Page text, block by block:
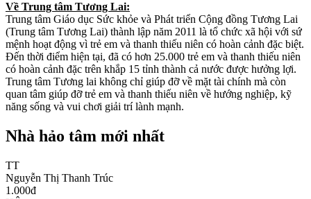
Về Trung tâm Tương Lai:
Trung tâm Giáo dục Sức khỏe và Phát triển Cộng đồng Tương Lai
(Trung tâm Tương Lai) thành lập năm 2011 là tổ chức xã hội với sứ
mệnh hoạt động vì trẻ em và thanh thiếu niên có hoàn cảnh đặc biệt.
Đến thời điểm hiện tại, đã có hơn 25.000 trẻ em và thanh thiếu niên
có hoàn cảnh đặc trên khắp 15 tỉnh thành cả nước được hưởng lợi.
Trung tâm Tương lai không chỉ giúp đỡ về mặt tài chính mà còn
quan tâm giúp đỡ trẻ em và thanh thiếu niên về hướng nghiệp, kỹ
năng sống và vui chơi giải trí lành mạnh.
Nhà hảo tâm mới nhất
TT
Nguyễn Thị Thanh Trúc
1.000đ